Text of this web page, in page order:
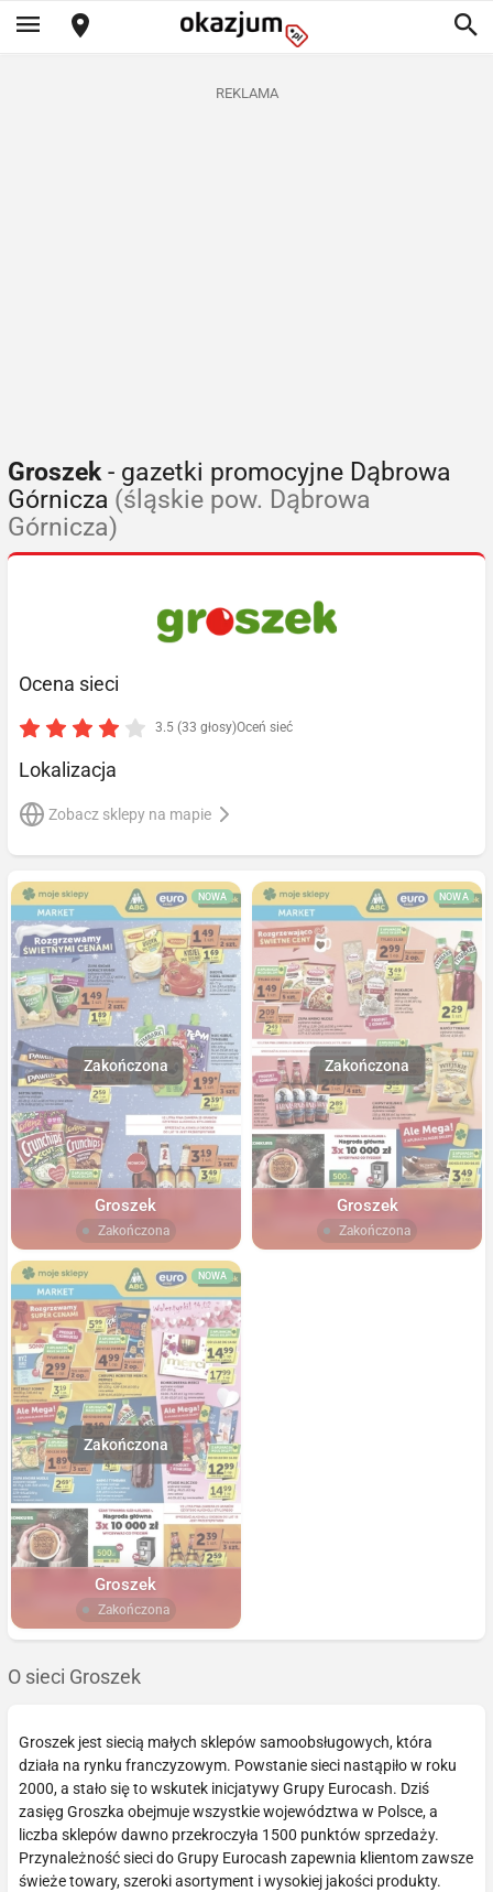
REKLAMA
Groszek- gazetki promocyjne Dąbrowa
Górnicza (śląskie pow. Dąbrowa
Górnicza)
Ocena sieci
3.5 (33 głosy)Oceń sieć
Lokalizacja
Zobacz sklepy na mapie
NOWA
Groszek
Zakończona
NOWA
Groszek
Zakończona
NOWA
Groszek
Zakończona
O sieci Groszek
Groszek jest siecią małych sklepów samoobsługowych, która
działa na rynku franczyzowym. Powstanie sieci nastąpiło w roku
2000, a stało się to wskutek inicjatywy Grupy Eurocash. Dziś
zasięg Groszka obejmuje wszystkie województwa w Polsce, a
liczba sklepów dawno przekroczyła 1500 punktów sprzedaży.
Przynależność sieci do Grupy Eurocash zapewnia klientom zawsze
świeże towary, szeroki asortyment i wysokiej jakości produkty.